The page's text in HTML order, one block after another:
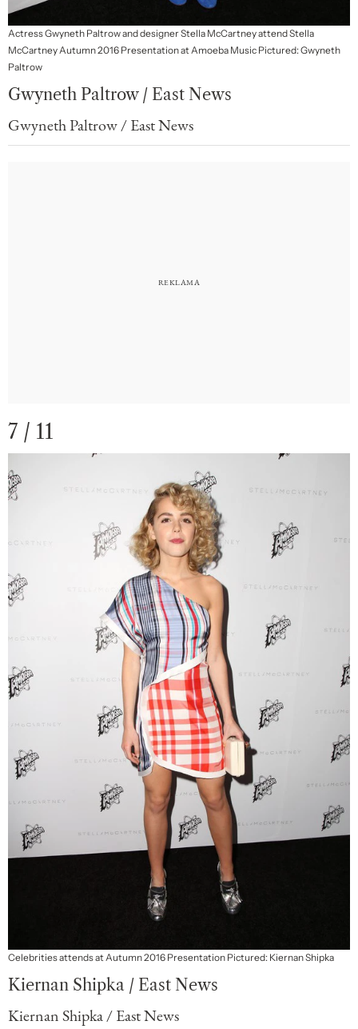
Actress Gwyneth Paltrow and designer Stella McCartney attend Stella
McCartney Autumn 2016 Presentation at Amoeba Music Pictured: Gwyneth
Paltrow
Gwyneth Paltrow / East News
Gwyneth Paltrow / East News
7 / 11
Celebrities attends at Autumn 2016 Presentation Pictured: Kiernan Shipka
Kiernan Shipka / East News
Kiernan Shipka / East News